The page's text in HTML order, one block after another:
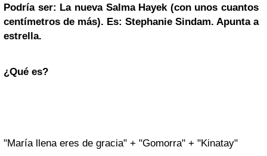
Podría ser: La nueva Salma Hayek(con unos cuantos
centímetros de más). Es: Stephanie Sindam. Apunta a
estrella.
¿Qué es?
"María llena eres de gracia" + "Gomorra" + "Kinatay"